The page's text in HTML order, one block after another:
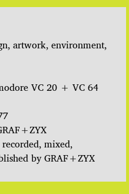
artwork, environment,
VC 20 + VC 64
mixed,
by GRAF+ZYX